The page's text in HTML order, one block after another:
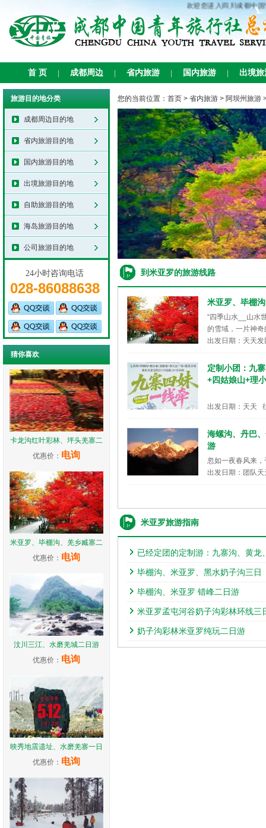
欢迎您进入四川成都中国
首 页 成都周边 省内旅游 国内旅游 出境旅
旅游目的地分类
成都周边目的地
省内旅游目的地
国内旅游目的地
出境旅游目的地
自助旅游目的地
海岛旅游目的地
公司旅游目的地
24小时咨询电话
028-86088638
猜你喜欢
卡龙沟红叶彩林、坪头羌寨二
优惠价： 电询
米亚罗、毕棚沟、羌乡臧寨二
优惠价： 电询
汶川三江、水磨羌城二日游
优惠价： 电询
映秀地震遗址、水磨羌寨一日
优惠价： 电询
您的当前位置： 首页 > 省内旅游 > 阿坝州旅游
到米亚罗的旅游线路
米亚罗、毕棚
“四季山水__山水
的雪域，一片神
出发日期：天天
定制小团：九
+四姑娘山+理
出发日期：天天
海螺沟、丹巴
游
忽如一夜春风来
出发日期：团队
米亚罗旅游指南
已经定团的定制游：九寨沟、黄
毕棚沟、米亚罗、黑水奶子沟三日
毕棚沟、米亚罗 错峰二日游
米亚罗孟屯河谷奶子沟彩林环线三
奶子沟彩林米亚罗纯玩二日游